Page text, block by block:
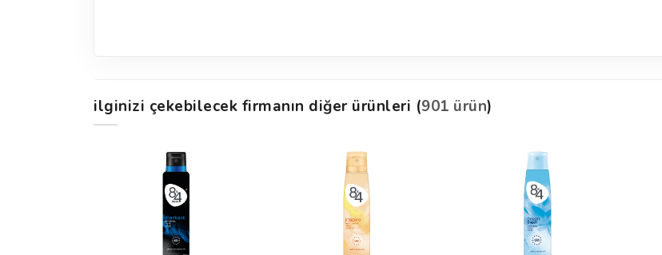
ilginizi çekebilecek firmanın diğer ürünleri (901 ürün)